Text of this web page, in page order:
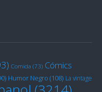
Comida (73) Cómics
Humor Negro (108) La vintage